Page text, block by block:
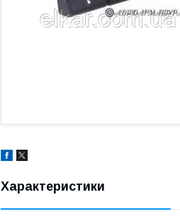
Характеристики